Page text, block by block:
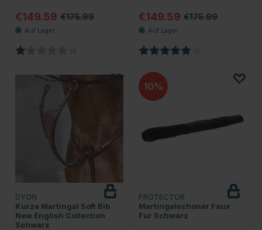
€149.59 €175.99
Bewertung: (1)
€149.59 €175.99
Bewertung: (1)
DYON
Kurze Martingal Soft Bib
New English Collection
Schwarz
10
PROTECTOR
Martingalschoner Faux
Fur Schwarz